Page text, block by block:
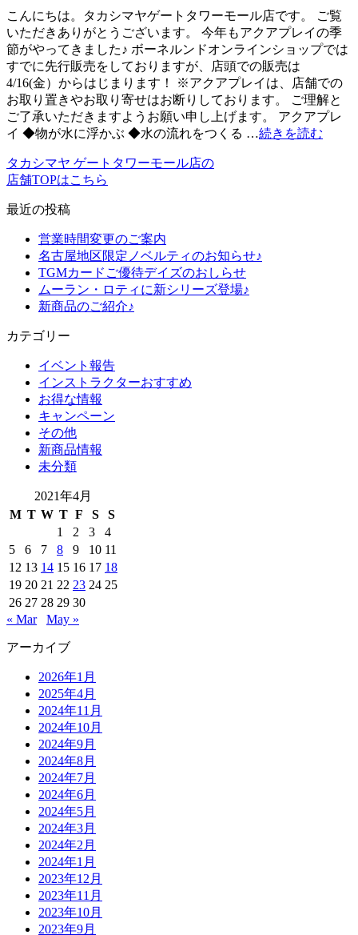
こんにちは。タカシマヤゲートタワーモール店です。 ご覧
いただきありがとうございます。 今年もアクアプレイの季
節がやってきました♪ ボーネルンドオンラインショップでは
すでに先行販売をしておりますが、店頭での販売は
4/16(金）からはじまります！ ※アクアプレイは、店舗での
お取り置きやお取り寄せはお断りしております。 ご理解と
ご了承いただきますようお願い申し上げます。 アクアプレ
イ ◆物が水に浮かぶ ◆水の流れをつくる …続きを読む
タカシマヤ ゲートタワーモール店の
店舗TOPはこちら
最近の投稿
営業時間変更のご案内
名古屋地区限定ノベルティのお知らせ♪
TGMカードご優待デイズのおしらせ
ムーラン・ロティに新シリーズ登場♪
新商品のご紹介♪
カテゴリー
イベント報告
インストラクターおすすめ
お得な情報
キャンペーン
その他
新商品情報
未分類
2021年4月
M T W T F S
S
1
2 3
4
5
6 7 8 9 10 11
12 13 14 15 16 17 18
19 20 21 22 23 24 25
26 27 28 29 30
« Mar
May »
アーカイブ
2026年1月
2025年4月
2024年11月
2024年10月
2024年9月
2024年8月
2024年7月
2024年6月
2024年5月
2024年3月
2024年2月
2024年1月
2023年12月
2023年11月
2023年10月
2023年9月